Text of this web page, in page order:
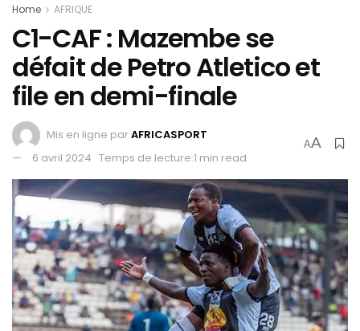
Home AFRIQUE
C1-CAF : Mazembe se
défait de Petro Atletico et
file en demi-finale
Mis en ligne parAFRICASPORT
6 avril 2024 Temps de lecture:1 min read
AA